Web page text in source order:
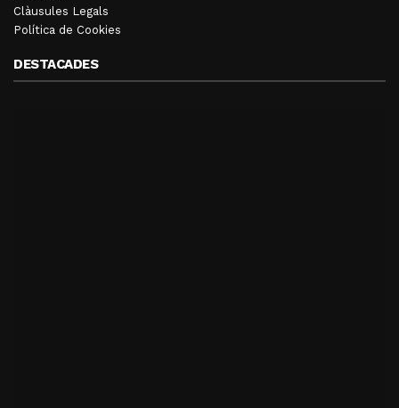
Clàusules Legals
Política de Cookies
DESTACADES